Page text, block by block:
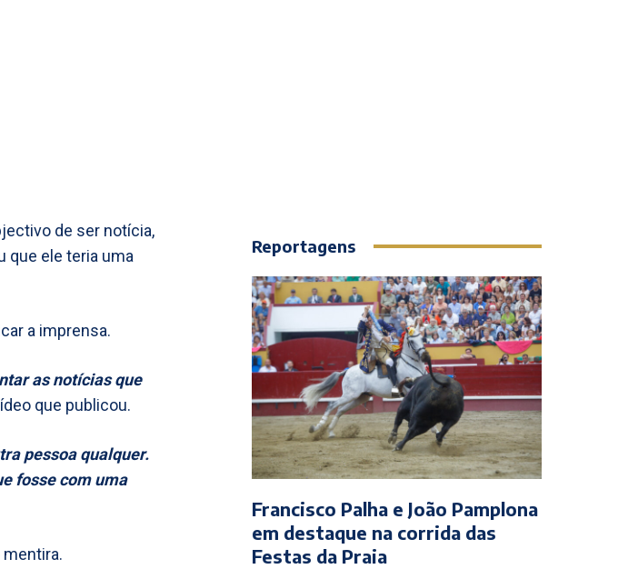
de ser notícia,
que ele teria uma
a imprensa.
as notícias que
que publicou.
pessoa qualquer.
fosse com uma
Reportagens
Francisco Palha e João Pamplona
em destaque na corrida das
Festas da Praia